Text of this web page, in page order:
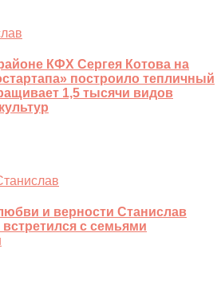
КФХ Сергея Котова на
построило тепличный
1,5 тысячи видов
и верности Станислав
встретился с семьями